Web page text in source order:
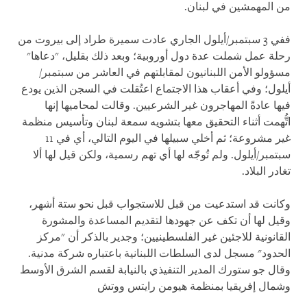
من المهمشين في لبنان.
ففي 3 سبتمبر/أيلول الجاري عادت سميرة طراد إلى بيروت من
رحلة عمل شملت عدة دول أوروبية؛ وبعد ذلك بقليل، "دعاها"
مسؤولو الأمن اللبنانيون لمقابلتهم في العاشر من سبتمبر/
أيلول؛ وفي أعقاب هذا الاجتماع اعتُقلت في السجن الذين يودع
فيها عادةً المهاجرون غير الشرعيين. وقالت لمحاميها إنها
اتُّهمت أثناء التحقيق معها بتشويه سمعة لبنان وتأسيس منظمة
غير مشروعة؛ ثم أخلي سبيلها في اليوم التالي، أي في 11
سبتمبر/أيلول. ولم تُوجّه لها أي تهم رسمية، ولكن قيل لها ألا
تغادر البلاد.
وكانت قد استدعيت من قبل للاستجواب قبل نحو ستة أشهر،
وقيل لها أن تكف عن جهودها لتقديم المساعدة والمشورة
القانونية للاجئين غير الفلسطينيين؛ وجدير بالذكر أن "مركز
الحدود" مسجل لدى السلطات اللبنانية باعتباره شركة مدنية.
وقال جو ستورك المدير التنفيذي بالنيابة لقسم الشرق الأوسط
وشمال إفريقيا بمنظمة هيومن رايتس ووتش